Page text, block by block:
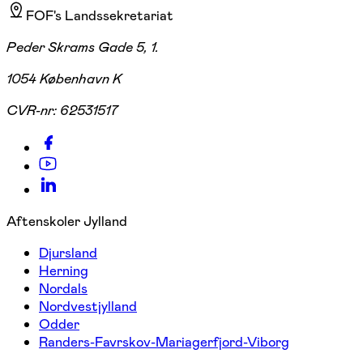
FOF's Landssekretariat
Peder Skrams Gade 5, 1.
1054 København K
CVR-nr: 62531517
Aftenskoler Jylland
Djursland
Herning
Nordals
Nordvestjylland
Odder
Randers-Favrskov-Mariagerfjord-Viborg